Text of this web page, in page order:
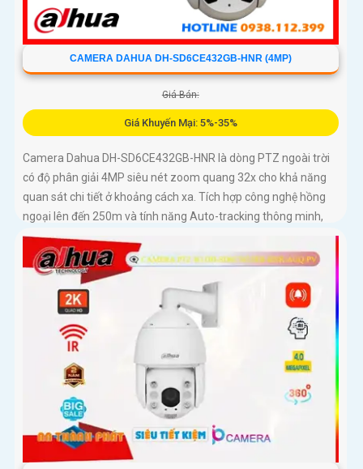
CAMERA DAHUA DH-SD6CE432GB-HNR (4MP)
Giá Bán:
Giá Khuyến Mại: 5%-35%
Camera Dahua DH-SD6CE432GB-HNR là dòng PTZ ngoài trời
có độ phân giải 4MP siêu nét zoom quang 32x cho khả năng
quan sát chi tiết ở khoảng cách xa. Tích hợp công nghệ hồng
ngoại lên đến 250m và tính năng Auto-tracking thông minh,
camera dễ dàng phát hiện và tự động theo dõi mục tiêu
chuyển động